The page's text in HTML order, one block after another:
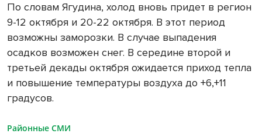
По словам Ягудина, холод вновь придет в регион
9-12 октября и 20-22 октября. В этот период
возможны заморозки. В случае выпадения
осадков возможен снег. В середине второй и
третьей декады октября ожидается приход тепла
и повышение температуры воздуха до +6,+11
градусов.
Районные СМИ